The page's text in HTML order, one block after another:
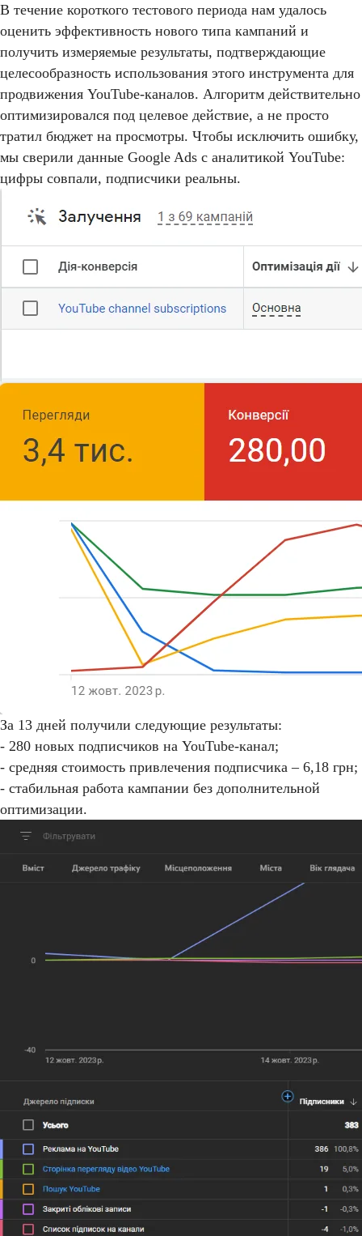
В течение короткого тестового периода нам удалось
оценить эффективность нового типа кампаний и
получить измеряемые результаты, подтверждающие
целесообразность использования этого инструмента для
продвижения YouTube-каналов. Алгоритм действительно
оптимизировался под целевое действие, а не просто
тратил бюджет на просмотры. Чтобы исключить ошибку,
мы сверили данные Google Ads с аналитикой YouTube:
цифры совпали, подписчики реальны.
За 13 дней получили следующие результаты:
- 280 новых подписчиков на YouTube-канал;
- средняя стоимость привлечения подписчика – 6,18 грн;
- стабильная работа кампании без дополнительной
оптимизации.